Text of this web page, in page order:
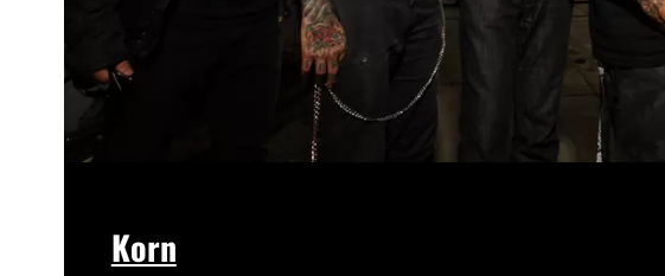
Korn